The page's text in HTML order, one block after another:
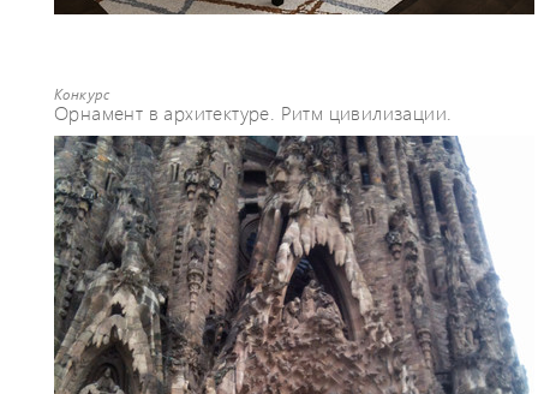
Конкурс
Орнамент в архитектуре. Ритм цивилизации.